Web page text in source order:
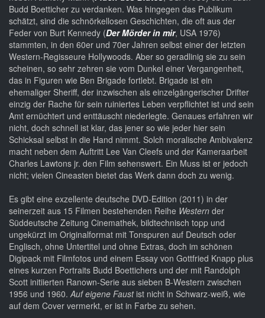
Budd Boetticher zu verdanken. Was hingegen das Publikum
schätzt, sind die schnörkellosen Geschichten, die oft aus der
Feder von Burt Kennedy (Der Mörder in mir, USA 1976)
stammten, in den 60er und 70er Jahren selbst einer der letzten
Western-Regisseure Hollywoods. Aber so geradlinig sie zu sein
scheinen, so sehr zehren sie vom Dunkel einer Vergangenheit,
das in Figuren wie Ben Brigade fortlebt. Brigade ist ein
ehemaliger Sheriff, der inzwischen als einzelgängerischer Drifter
einzig der Rache für sein ruiniertes Leben verpflichtet ist und sein
Amt ernüchtert und enttäuscht niederlegte. Genaues erfahren wir
nicht, doch schnell ist klar, das jener so wie jeder hier sein
Schicksal selbst in die Hand nimmt. Solch moralische Ambivalenz
macht neben dem Auftritt Lee Van Cleefs und der Kameraarbeit
Charles Lawtons jr. den Film sehenswert. Ein Muss ist er jedoch
nicht; vielen Cineasten bietet das Werk dann doch zu wenig.
Es gibt eine exzellente deutsche DVD-Edition (2011) in der
seinerzeit aus 15 Filmen bestehenden Reihe Western der
Süddeutsche Zeitung Cinemathek, bildtechnisch topp und
ungekürzt im Originalformat mit Tonspuren auf Deutsch oder
Englisch, ohne Untertitel und ohne Extras, doch im schönen
Digipack mit Filmfotos und einem Essay von Gottfried Knapp plus
eines kurzen Portraits Budd Boettichers und der mit Randolph
Scott initiierten Ranown-Serie aus sieben B-Western zwischen
1956 und 1960.Auf eigene Faustist nicht in Schwarz-weiß, wie
auf dem Cover vermerkt, er ist in Farbe zu sehen.